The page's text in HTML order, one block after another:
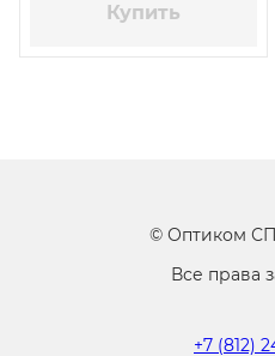
Купить
© Оптиком
Все права
+7 (812)